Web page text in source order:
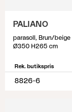
PALIANO
parasoll, Brun/beige
Ø350 H265 cm
Rek. butikspris
8826-6